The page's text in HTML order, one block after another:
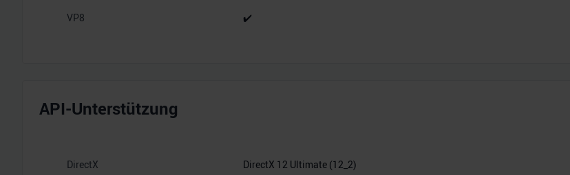
VP8 ✔️
API-Unterstützung
DirectX DirectX 12 Ultimate (12_2)